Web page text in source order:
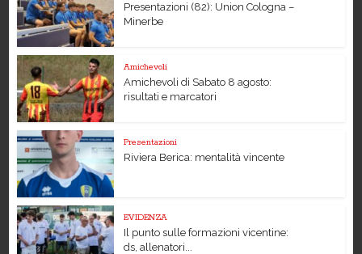
Presentazioni (82): Union Cologna –
Minerbe
Amichevoli
Amichevoli di Sabato 8 agosto:
risultati e marcatori
Presentazioni
Riviera Berica: mentalità vincente
EVIDENZA
Il punto sulle formazioni vicentine:
ds, allenatori...